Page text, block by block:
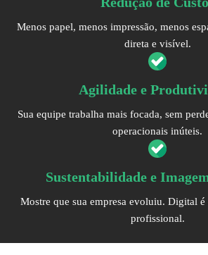
Menos papel, menos impressão, menos
direta e visível.
Agilidade e
Sua equipe trabalha mais focada, sem
operacionais inúteis.
Sustentabilidade e
Mostre que sua empresa evoluiu. Digital
profissional.